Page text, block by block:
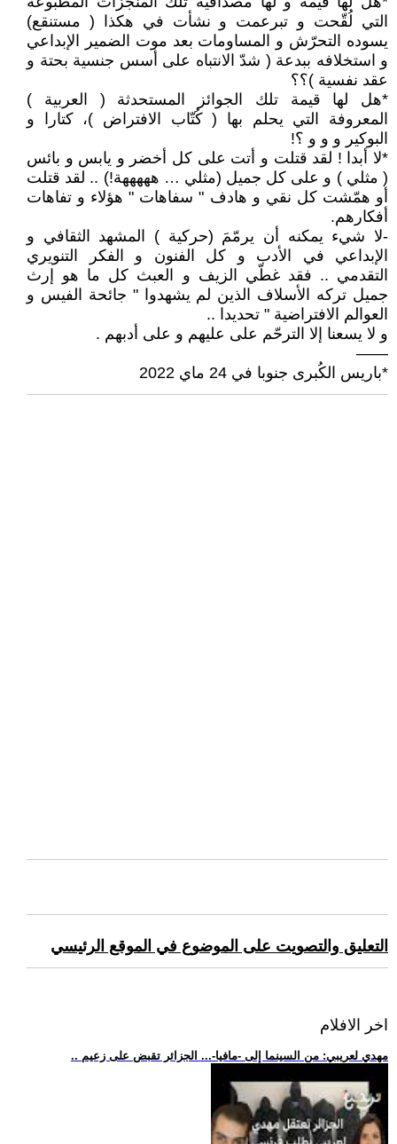
التي لُقّحت و تبرعمت و نشأت في هكذا ( مستنقع)
يسوده التحرّش و المساومات بعد موت الضمير الإبداعي
و استخلافه ببدعة ( شدّ الانتباه على أسس جنسية بحتة و
عقد نفسية )؟؟
*هل لها قيمة تلك الجوائز المستحدثة ( العربية )
المعروفة التي يحلم بها ( كُتّاب الافتراض )، كتارا و
البوكير و و و ؟!
*لا أبدا ! لقد قتلت و أتت على كل أخضر و يابس و بائس
( مثلي ) و على كل جميل (مثلي … هههههة!) .. لقد قتلت
أو همّشت كل نقي و هادف " سفاهات " هؤلاء و تفاهات
أفكارهم.
-لا شيء يمكنه أن يرمّمَ (حركية ) المشهد الثقافي و
الإبداعي في الأدب و كل الفنون و الفكر التنويري
التقدمي .. فقد غطّي الزيف و العبث كل ما هو إرث
جميل تركه الأسلاف الذين لم يشهدوا " جائحة الفيس و
العوالم الافتراضية " تحديدا ..
و لا يسعنا إلا الترحّم على عليهم و على أدبهم .
——
*باريس الكُبرى جنوبا في 24 ماي 2022
التعليق والتصويت على الموضوع في الموقع الرئيسي
اخر الافلام
.. مهدي لعريبي: من السينما إلى -مافيا-... الجزائر تقبض على زعيم